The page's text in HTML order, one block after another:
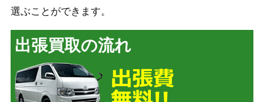
選ぶことができます。
出張買取の流れ